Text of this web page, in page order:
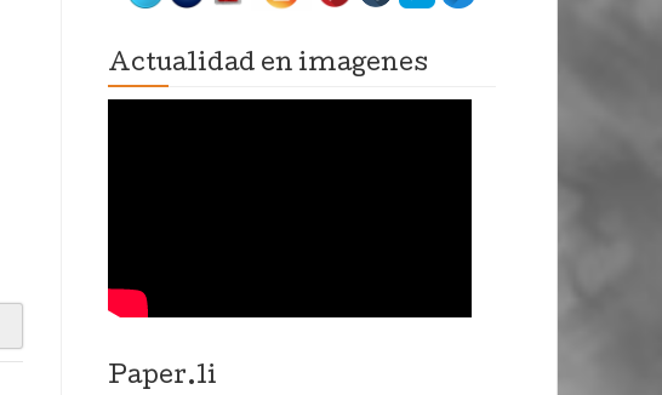
Actualidad en imagenes
Paper.li